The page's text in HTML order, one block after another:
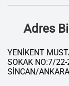
Adres
YENİKENT
SOKAK NO:7/
SİNCAN/ANKARA